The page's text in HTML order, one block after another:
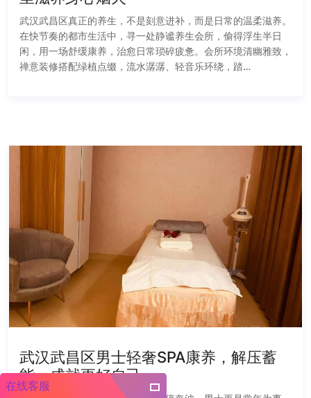
在线客服
武汉武昌区真正的养生，不是刻意进补，而是日常的温柔滋养。
在快节奏的都市生活中，寻一处静谧养生会所，偷得浮生半日
闲，用一场舒缓康养，治愈日常琐碎疲惫。会所环境清幽雅致，
禅意装修搭配绿植点缀，流水潺潺、轻音乐环绕，踏…
武汉武昌区男士轻奢SPA康养，解压蓄
能，成就更好自己